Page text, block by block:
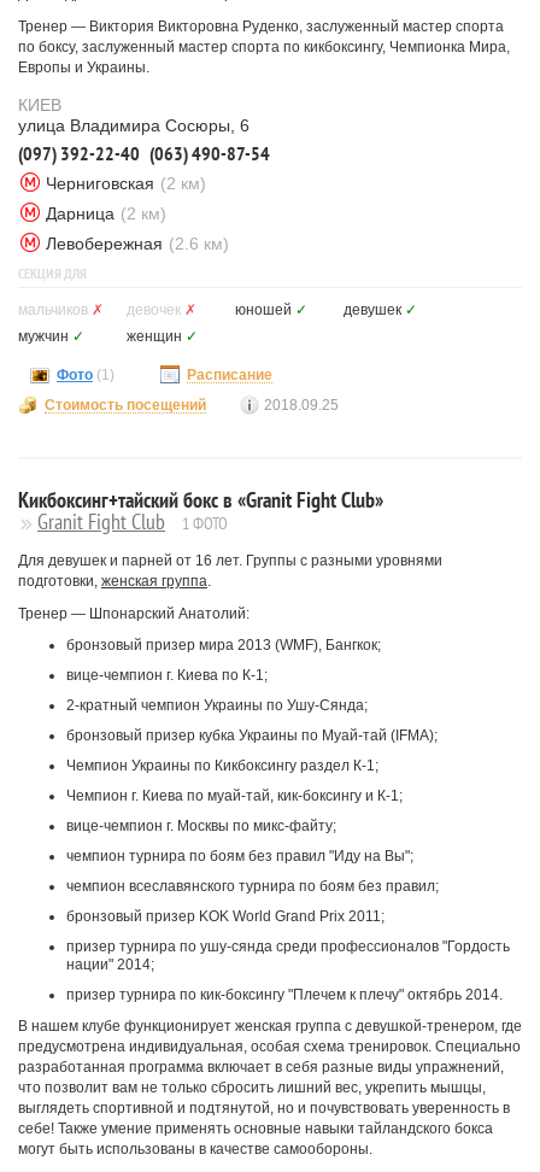
Тренер — Виктория Викторовна Руденко, заслуженный мастер спорта
по боксу, заслуженный мастер спорта по кикбоксингу, Чемпионка Мира,
Европы и Украины.
КИЕВ
улица Владимира Сосюры, 6
(097) 392-22-40 (063) 490-87-54
Черниговская (2 км)
Дарница (2 км)
Левобережная (2.6 км)
СЕКЦИЯ ДЛЯ
мальчиков ✗ девочек ✗ юношей ✓ девушек ✓
мужчин ✓ женщин ✓
Фото (1)
Расписание
Стоимость посещений
2018.09.25
Кикбоксинг+тайский бокс в «Granit Fight Club»
Granit Fight Club 1 ФОТО
Для девушек и парней от 16 лет. Группы с разными уровнями
подготовки, женская группа.
Тренер — Шпонарский Анатолий:
бронзовый призер мира 2013 (WMF), Бангкок;
вице-чемпион г. Киева по К-1;
2-кратный чемпион Украины по Ушу-Сянда;
бронзовый призер кубка Украины по Муай-тай (IFMA);
Чемпион Украины по Кикбоксингу раздел К-1;
Чемпион г. Киева по муай-тай, кик-боксингу и К-1;
вице-чемпион г. Москвы по микс-файту;
чемпион турнира по боям без правил "Иду на Вы";
чемпион всеславянского турнира по боям без правил;
бронзовый призер KOK World Grand Prix 2011;
призер турнира по ушу-сянда среди профессионалов "Гордость
нации" 2014;
призер турнира по кик-боксингу "Плечем к плечу" октябрь 2014.
В нашем клубе функционирует женская группа с девушкой-тренером, где
предусмотрена индивидуальная, особая схема тренировок. Специально
разработанная программа включает в себя разные виды упражнений,
что позволит вам не только сбросить лишний вес, укрепить мышцы,
выглядеть спортивной и подтянутой, но и почувствовать уверенность в
себе! Также умение применять основные навыки тайландского бокса
могут быть использованы в качестве самообороны.